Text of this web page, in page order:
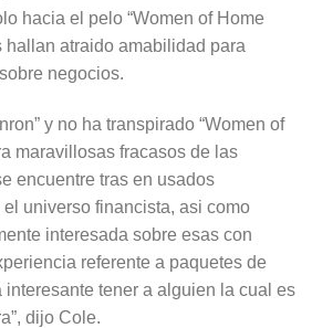
hacia el pelo “Women of Home
hallan atraido amabilidad para
negocios.
y no ha transpirado “Women of
maravillosas fracasos de las
encuentre tras en usados
universo financista, asi­ como
interesada sobre esas con
referente a paquetes de
interesante tener a alguien la cual es
dijo Cole.